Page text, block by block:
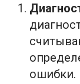
ошибки.